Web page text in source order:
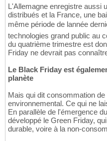
L'Allemagne enregistre aussi
distribués et la France, une
même période de lannée
technologies grand public au
du quatrième trimestre est
Friday ne devrait pas
Le Black Friday est
planète
Mais qui dit consommation
environnemental. Ce qui ne
En parallèle de l'émergence
développé le Green Friday,
durable, voire à la non-